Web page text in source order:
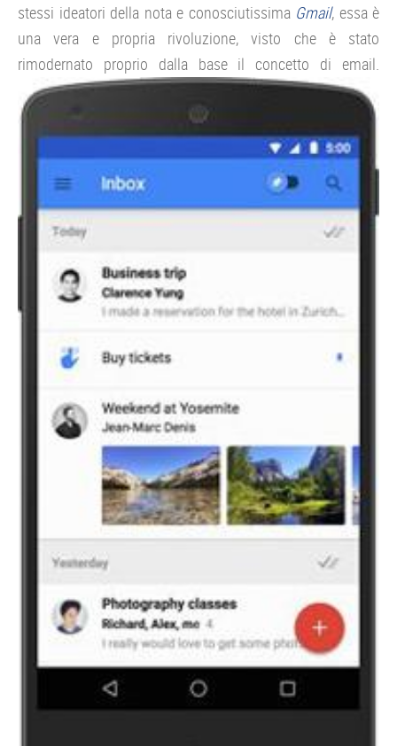
stessi ideatori della nota e conosciutissima Gmail, essa è
una vera e propria rivoluzione, visto che è stato
rimodernato proprio dalla base il concetto di email.